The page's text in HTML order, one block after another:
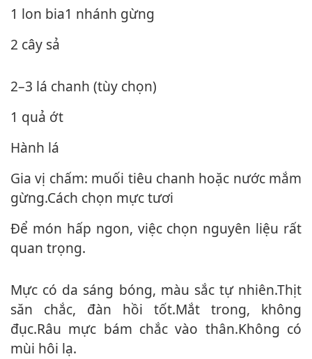
1 lon bia1 nhánh gừng
2 cây sả
2–3 lá chanh (tùy chọn)
1 quả ớt
Hành lá
Gia vị chấm: muối tiêu chanh hoặc nước mắm
gừng.Cách chọn mực tươi
Để món hấp ngon, việc chọn nguyên liệu rất
quan trọng.
Mực có da sáng bóng, màu sắc tự nhiên.Thịt
săn chắc, đàn hồi tốt.Mắt trong, không
đục.Râu mực bám chắc vào thân.Không có
mùi hôi lạ.